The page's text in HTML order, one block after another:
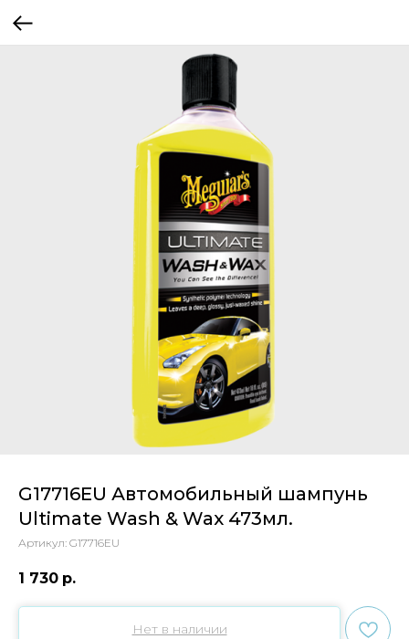
G17716EU Автомобильный шампунь
Ultimate Wash & Wax 473мл.
Артикул: G17716EU
1 730 р.
Нет в наличии